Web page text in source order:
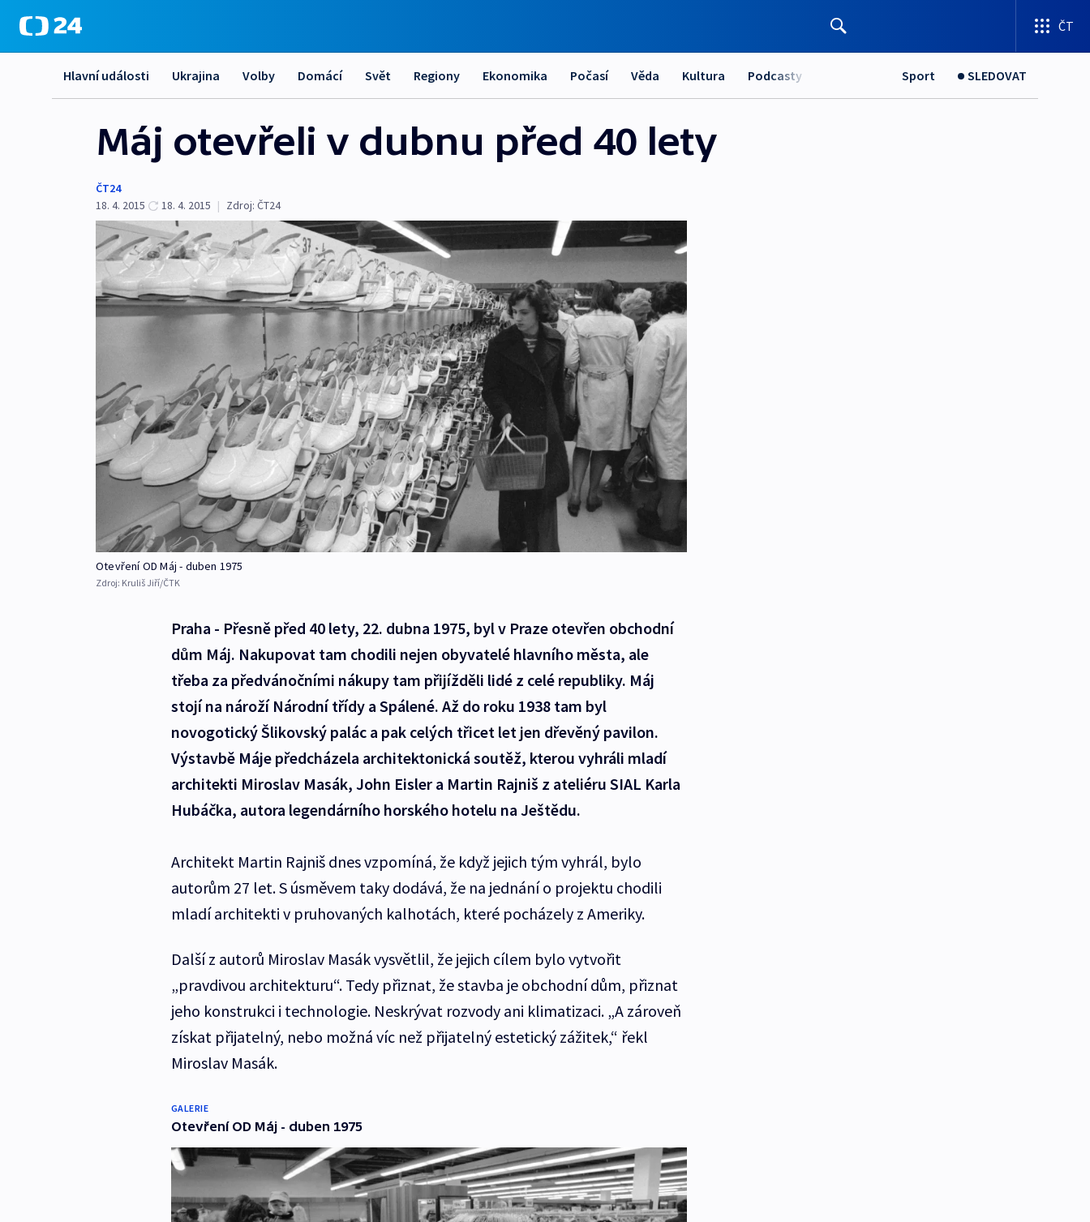
ČT
Hlavní události Ukrajina Volby Domácí Svět Regiony Ekonomika Počasí Věda Kultura Podcasty Sport SLEDOVAT
Máj otevřeli v dubnu před 40 lety
ČT24
18. 4. 2015
18. 4. 2015 | Zdroj: ČT24
Otevření OD Máj - duben 1975
Zdroj: Kruliš Jiří/ČTK
Praha - Přesně před 40 lety, 22. dubna 1975, byl v Praze otevřen obchodní
dům Máj. Nakupovat tam chodili nejen obyvatelé hlavního města, ale
třeba za předvánočními nákupy tam přijížděli lidé z celé republiky. Máj
stojí na nároží Národní třídy a Spálené. Až do roku 1938 tam byl
novogotický Šlikovský palác a pak celých třicet let jen dřevěný pavilon.
Výstavbě Máje předcházela architektonická soutěž, kterou vyhráli mladí
architekti Miroslav Masák, John Eisler a Martin Rajniš z ateliéru SIAL Karla
Hubáčka, autora legendárního horského hotelu na Ještědu.
Architekt Martin Rajniš dnes vzpomíná, že když jejich tým vyhrál, bylo
autorům 27 let. S úsměvem taky dodává, že na jednání o projektu chodili
mladí architekti v pruhovaných kalhotách, které pocházely z Ameriky.
Další z autorů Miroslav Masák vysvětlil, že jejich cílem bylo vytvořit
„pravdivou architekturu“. Tedy přiznat, že stavba je obchodní dům, přiznat
jeho konstrukci i technologie. Neskrývat rozvody ani klimatizaci. „A zároveň
získat přijatelný, nebo možná víc než přijatelný estetický zážitek,“ řekl
Miroslav Masák.
GALERIE
Otevření OD Máj - duben 1975